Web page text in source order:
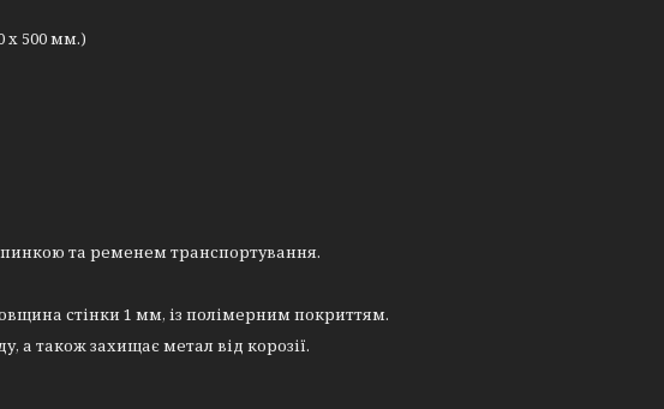
х 500 мм.)
та ременем транспортування.
стінки 1 мм, із полімерним покриттям.
а також захищає метал від корозії.